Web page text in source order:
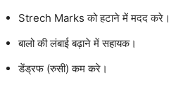
Strech Marks को हटाने में मदद करे।
बालो की लंबाई बढ़ाने में सहायक।
डेंड्रफ (रुसी) कम करे।